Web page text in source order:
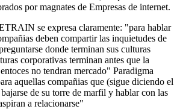
por magnates de Empresas de internet.
se expresa claramente: "para hablar
deben compartir las inquietudes de
donde terminan sus culturas
corporativas terminan antes que la
no tendran mercado" Paradigma
aquellas compañias que (sigue diciendo el
de su torre de marfil y hablar con las
a relacionarse"